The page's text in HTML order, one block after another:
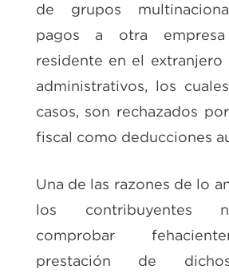
de grupos
pagos a otra
residente en el extranjero
administrativos, los
casos, son rechazados
fiscal como deducciones
Una de las razones de lo
los contribuyentes
comprobar
prestación de